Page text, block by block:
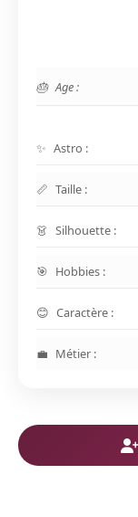
Age :
Astro :
Taille :
Silhouette :
Hobbies :
Caractère :
Métier :